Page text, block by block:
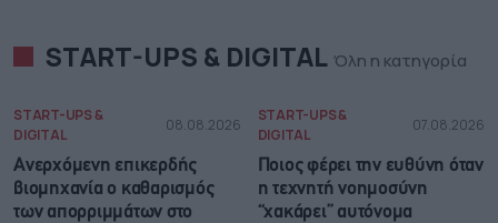
START-UPS & DIGITAL Όλη η κατηγορία
START-UPS &
DIGITAL
08.08.2026
Ανερχόμενη επικερδής
βιομηχανία ο καθαρισμός
των απορριμμάτων στο
START-UPS &
DIGITAL
07.08.2026
Ποιος φέρει την ευθύνη όταν
η τεχνητή νοημοσύνη
“χακάρει” αυτόνομα